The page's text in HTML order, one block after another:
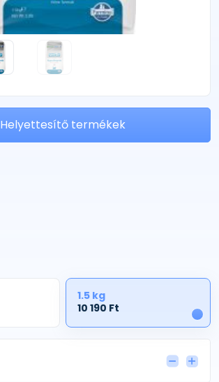
Helyettesítő termékek
1
1.5 kg
10 190 Ft